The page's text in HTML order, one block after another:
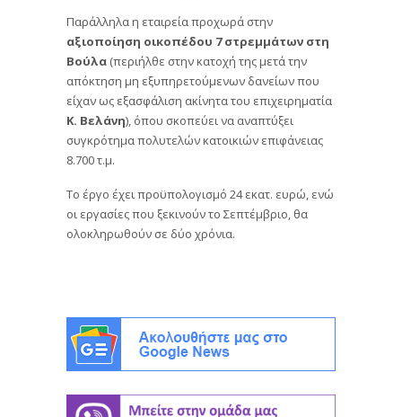
Παράλληλα η εταιρεία προχωρά στην
αξιοποίηση οικοπέδου 7 στρεμμάτων στη
Βούλα (περιήλθε στην κατοχή της μετά την
απόκτηση μη εξυπηρετούμενων δανείων που
είχαν ως εξασφάλιση ακίνητα του επιχειρηματία
Κ. Βελάνη), όπου σκοπεύει να αναπτύξει
συγκρότημα πολυτελών κατοικιών επιφάνειας
8.700 τ.μ.
Το έργο έχει προϋπολογισμό 24 εκατ. ευρώ, ενώ
οι εργασίες που ξεκινούν το Σεπτέμβριο, θα
ολοκληρωθούν σε δύο χρόνια.